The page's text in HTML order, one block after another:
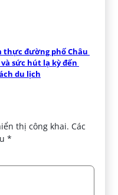
thực đường phố Châu
sức hút lạ kỳ đến
du lịch
thị công khai. Các
*